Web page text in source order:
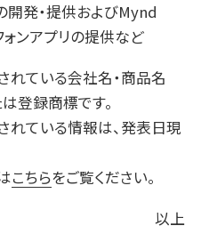
発・提供およびMynd
ンアプリの提供など
れている会社名・商品名
登録商標です。
れている情報は、発表日現
こちらをご覧ください。
以上